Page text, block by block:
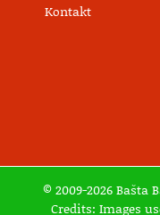
Kontakt
© 2009-2026 Bašta
Credits: Images